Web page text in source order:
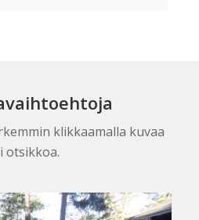
klikkaamalla kuvaa
otsikkoa.